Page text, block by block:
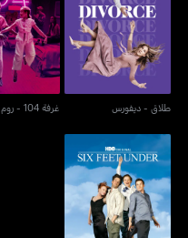
طلاق - ديفورس
طلاق - ديفورس
غرفة 104 - روم 104
غرفة 104 - روم 104
ستة أقدام تحت الأرض -
سكس فيت أندر